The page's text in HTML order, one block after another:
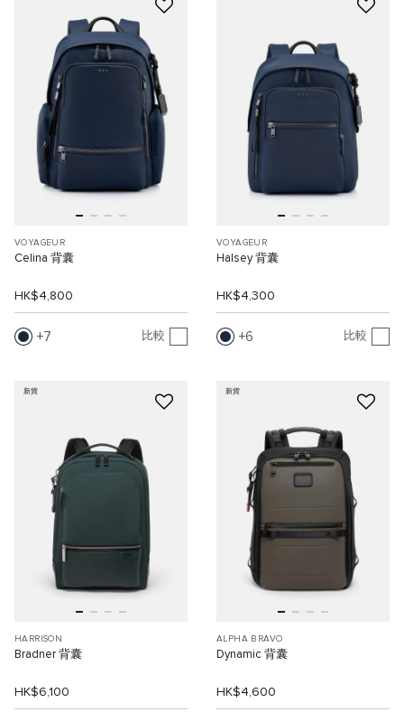
VOYAGEUR
Celina 背囊
HK$4,800
7 比較
VOYAGEUR
Halsey 背囊
HK$4,300
6 比較
新貨
HARRISON
Bradner 背囊
HK$6,100
新貨
ALPHA BRAVO
Dynamic 背囊
HK$4,600